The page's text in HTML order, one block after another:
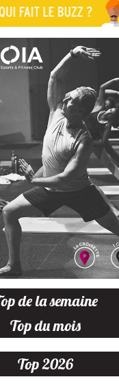
Top de la semaine
Top du mois
Top 2026